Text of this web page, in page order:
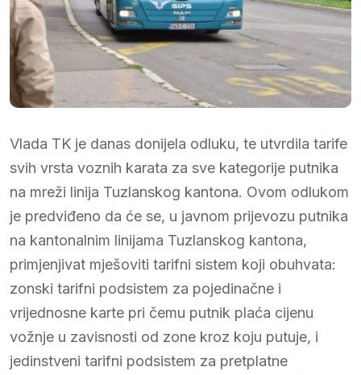
Vlada TK je danas donijela odluku, te utvrdila tarife
svih vrsta voznih karata za sve kategorije putnika
na mreži linija Tuzlanskog kantona. Ovom odlukom
je predviđeno da će se, u javnom prijevozu putnika
na kantonalnim linijama Tuzlanskog kantona,
primjenjivat mješoviti tarifni sistem koji obuhvata:
zonski tarifni podsistem za pojedinačne i
vrijednosne karte pri čemu putnik plaća cijenu
vožnje u zavisnosti od zone kroz koju putuje, i
jedinstveni tarifni podsistem za pretplatne